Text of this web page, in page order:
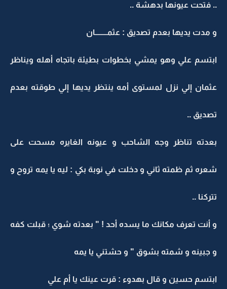
.. فتحت عيونها بدهشة ..
و مدت يديها بعدم تصديق : عثمــــــــان
ابتسم علي وهو يمشي بخطوات بطيئة باتجاه أهله ويناظر
عثمان إلي نزل لمستوى أمه ينتظر يديها إلي طوقته بعدم
تصديق ..
بعدته تناظر وجه الشاحب و عيونه الغايره مسحت على
شعره ثم ظمته ثاني و دخلت في نوبة بكي : ليه يا يمه تروح و
تتركنا ..
و أنت تعرف مكانك ما يسده أحد ! " بعدته شوي ؛ قبلت كفه
و جبينه و شمته بشوق " و حشتني يا يمه
ابتسم حسين و قال بهدوء : قرت عينك يا أم علي